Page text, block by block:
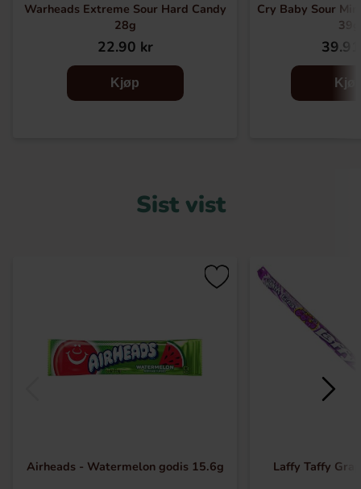
Warheads Extreme Sour Hard Candy
28g
22.90 kr
Kjøp
Cry Baby Sour
39g
Sist vist
Airheads - Watermelon godis 15.6g Laffy Taffy